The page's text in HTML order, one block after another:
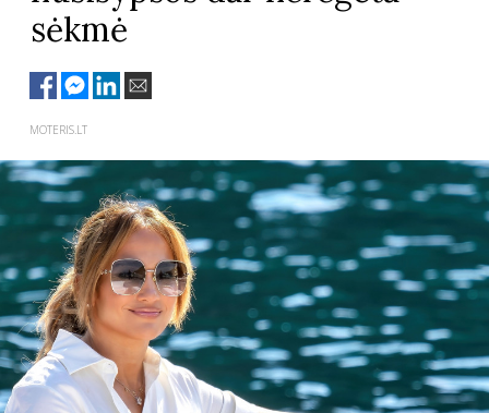
MONARCHIJA
MADA
SVEIKATA
APIE MANE
PSICHOLOGIJA
HOROSKOPAI
sėkmė
MOTERIS.LT